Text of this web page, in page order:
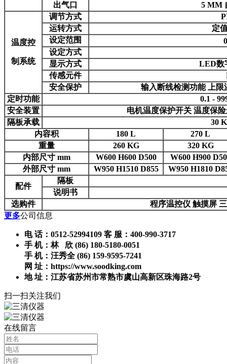
出气口
5 MM
温度控
制系统
调节方式
运转方式
定
设定范围
设定方式
显示方式
LED数
传感元件
安全保护
输入断线检测功能 上
定时功能
0.1 -
安全装置
电机温度保护开关 温度保
隔板承载
30
内容积
180 L
270 L
重量
260 KG
320 KG
内部尺寸 mm
W600 H600 D500
W600 H900
外部尺寸 mm
W950 H1510 D855
W950 H1810
配件
隔板
说明书
选购件
程序温控仪 触摸屏
更多公司信息
电 话：0512-52994109 客 服：400-990-3717
手 机：林 欣 (86) 180-5180-0051
手 机：汪秀全 (86) 159-9595-7241
网 址：https://www.soodking.com
地 址：江苏省苏州市常熟市虞山高新区珠海路2号
扫一扫关注我们
在线留言